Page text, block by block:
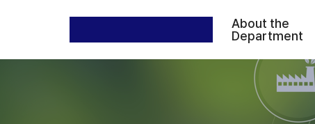
About the
Department